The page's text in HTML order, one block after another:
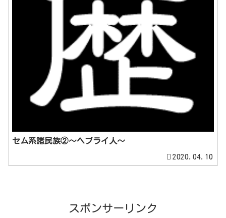
セム系諸民族②～ヘブライ人～
2020.04.10
スポンサーリンク